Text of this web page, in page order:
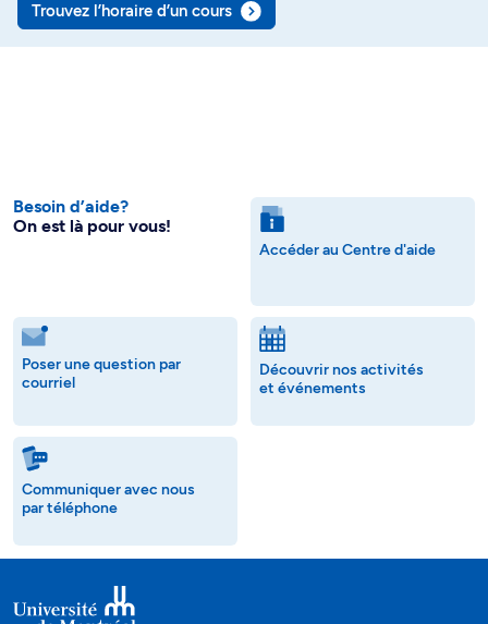
Trouvez l’horaire d’un cours
Besoin d’aide?
On est là pour vous!
Accéder au Centre d'aide
Poser une question par
courriel
Découvrir nos activités
et événements
Communiquer avec nous
par téléphone